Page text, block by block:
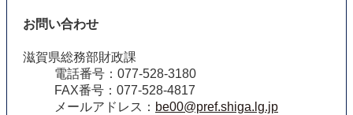
お問い合わせ
滋賀県総務部財政課
電話番号：077-528-3180
FAX番号：077-528-4817
メールアドレス： be00@pref.shiga.lg.jp